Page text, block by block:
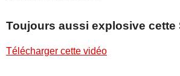
Toujours aussi explosive cette
Télécharger cette vidéo